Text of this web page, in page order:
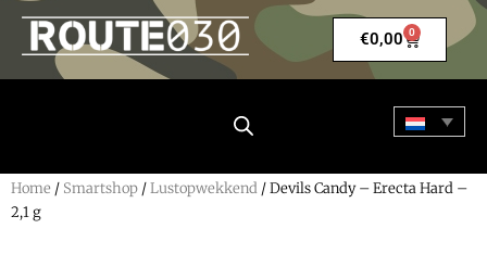
€0,00 0
Home / Smartshop /Lustopwekkend / Devils Candy – Erecta Hard –
2,1 g